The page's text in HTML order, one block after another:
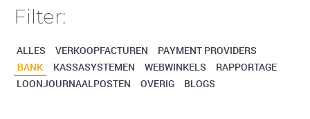
Filter:
ALLES VERKOOPFACTUREN
PAYMENT PROVIDERS
BANK
KASSASYSTEMEN WEBWINKELS
RAPPORTAGE
LOONJOURNAALPOSTEN
OVERIG BLOGS